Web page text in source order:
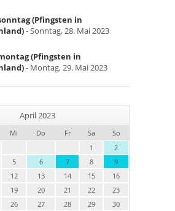
(Pfingsten in
- Sonntag, 28. Mai 2023
(Pfingsten in
- Montag, 29. Mai 2023
April 2023
Mi Do Fr Sa
So
1
2
5 6 7 8
9
12 13 14 15
16
19 20 21 22
23
26 27 28 29 30